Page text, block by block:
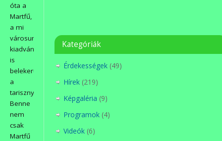
óta a
Martfű,
a mi
városunk
kiadvány
is
belekerül
a
tarisznyákba.
Benne
nem
csak
Martfű
Kategóriák
Érdekességek (49)
Hírek (219)
Képgaléria (9)
Programok (4)
Videók (6)